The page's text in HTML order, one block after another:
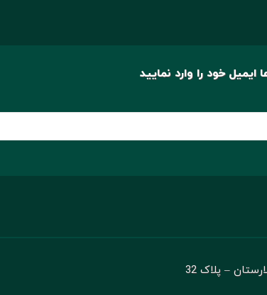
خود را وارد نمایید
– پلاک 32